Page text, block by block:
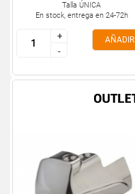
Talla ÚNICA
En stock, entrega en 24-72h
+
-
+
-
AÑADIR